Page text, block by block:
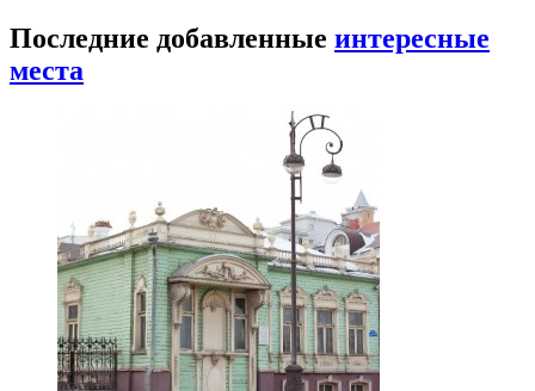
Последние добавленные интересные
места